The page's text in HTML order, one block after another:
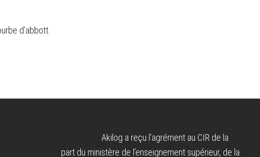
d’abbott.
Akilog a reçu l’agrément au CIR de la
part du ministère de l’enseignement supérieur, de la